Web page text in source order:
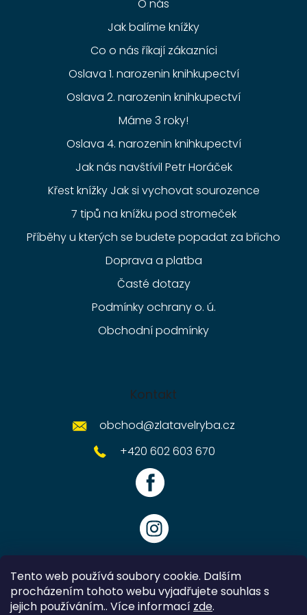
Tento web používá soubory cookie. Dalším
procházením tohoto webu vyjadřujete souhlas s
jejich používáním.. Více informací zde.
O nás
Jak balíme knížky
Co o nás říkají zákazníci
Oslava 1. narozenin knihkupectví
Oslava 2. narozenin knihkupectví
Máme 3 roky!
Oslava 4. narozenin knihkupectví
Jak nás navštívil Petr Horáček
Křest knížky Jak si vychovat sourozence
7 tipů na knížku pod stromeček
Příběhy u kterých se budete popadat za břicho
Doprava a platba
Časté dotazy
Podmínky ochrany o. ú.
Obchodní podmínky
Kontakt
obchod@zlatavelryba.cz
+420 602 603 670